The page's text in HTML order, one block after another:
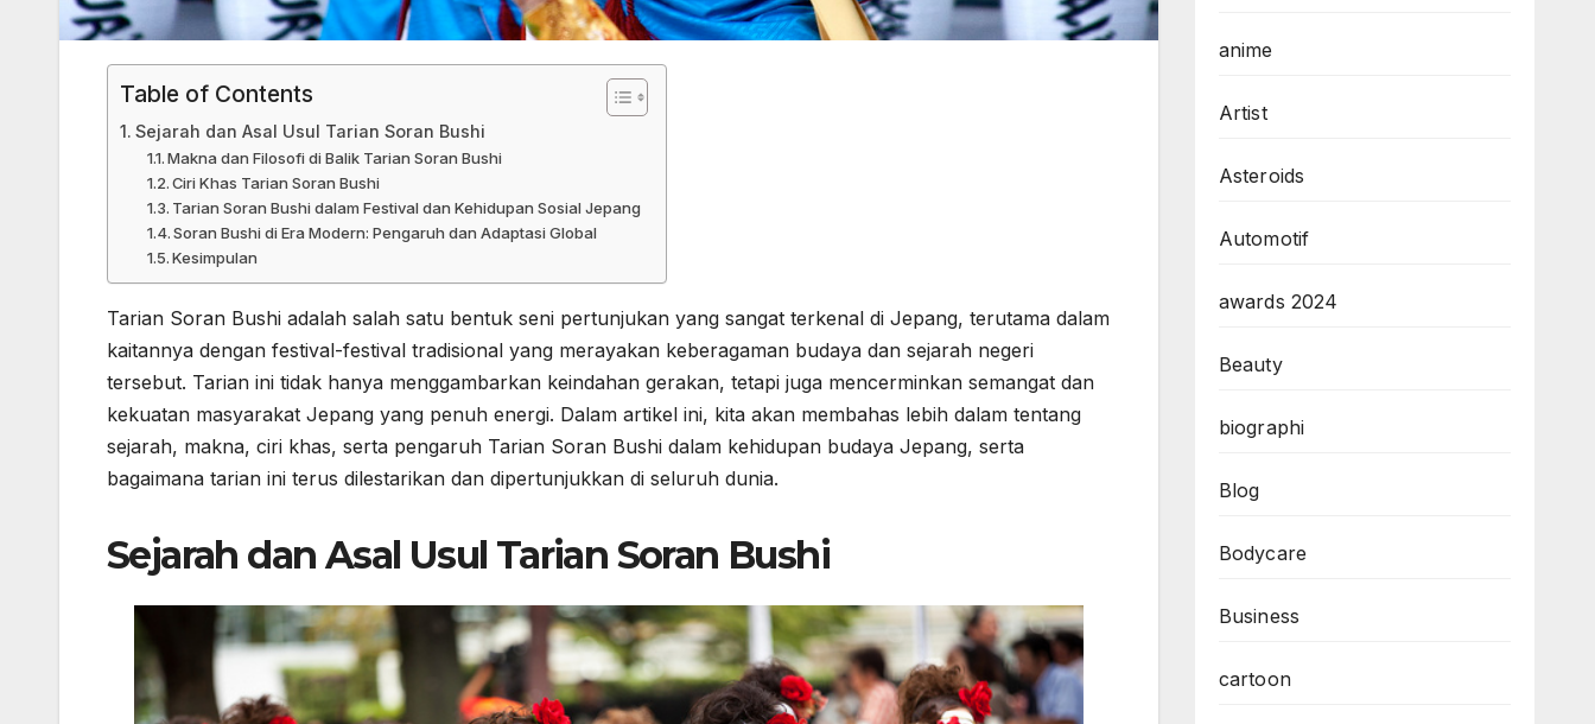
Table of Contents
Sejarah dan Asal Usul Tarian Soran Bushi
Makna dan Filosofi di Balik Tarian Soran Bushi
Ciri Khas Tarian Soran Bushi
Tarian Soran Bushi dalam Festival dan Kehidupan Sosial Jepang
Soran Bushi di Era Modern: Pengaruh dan Adaptasi Global
Kesimpulan
Tarian Soran Bushi adalah salah satu bentuk seni pertunjukan yang sangat terkenal di Jepang, terutama dalam
kaitannya dengan festival-festival tradisional yang merayakan keberagaman budaya dan sejarah negeri
tersebut. Tarian ini tidak hanya menggambarkan keindahan gerakan, tetapi juga mencerminkan semangat dan
kekuatan masyarakat Jepang yang penuh energi. Dalam artikel ini, kita akan membahas lebih dalam tentang
sejarah, makna, ciri khas, serta pengaruh Tarian Soran Bushi dalam kehidupan budaya Jepang, serta
bagaimana tarian ini terus dilestarikan dan dipertunjukkan di seluruh dunia.
Sejarah dan Asal Usul Tarian Soran Bushi
anime
Artist
Asteroids
Automotif
awards 2024
Beauty
biographi
Blog
Bodycare
Business
cartoon